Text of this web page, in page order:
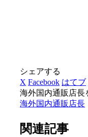
シェアする
X Facebook はてブ
海外国内通販店長
海外国内通販店長
関連記事